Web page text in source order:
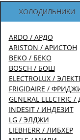
ХОЛОДИЛЬНИКИ
ARDO / АРДО
ARISTON / АРИСТОН
BEKO / БЕКО
BOSCH / БОШ
ELECTROLUX /
FRIGIDAIRE /
GENERAL
INDESIT / ИНДЕЗИТ
LG / ЭЛДЖИ
LIEBHERR / ЛИБХЕР